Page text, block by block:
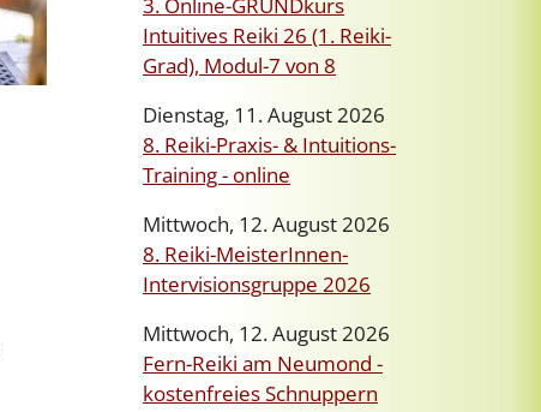
3. Online-GRUNDkurs
Intuitives Reiki 26 (1. Reiki-
Grad), Modul-7 von 8
Dienstag, 11. August 2026
8. Reiki-Praxis- & Intuitions-
Training - online
Mittwoch, 12. August 2026
8. Reiki-MeisterInnen-
Intervisionsgruppe 2026
Mittwoch, 12. August 2026
Fern-Reiki am Neumond -
kostenfreies Schnuppern